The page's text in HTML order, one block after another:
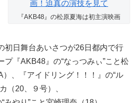
『AKB48』の松原夏海は初主演映画
初日舞台あいさつが26日都内で行
プ『AKB48』の“なっつみぃ”こと松
）、『アイドリング！！！』の“ル
（20、９号）、